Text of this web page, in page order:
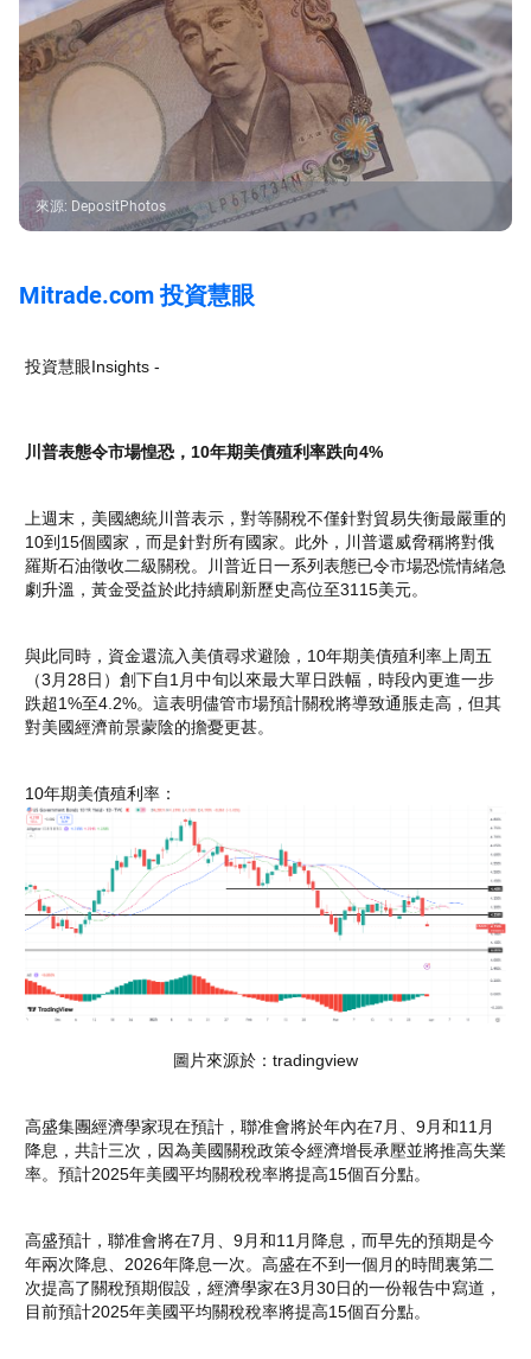
來源: DepositPhotos
Mitrade.com 投資慧眼
投資慧眼Insights -
川普表態令市場惶恐，10年期美債殖利率跌向4%
上週末，美國總統川普表示，對等關稅不僅針對貿易失衡最嚴重的
10到15個國家，而是針對所有國家。此外，川普還威脅稱將對俄
羅斯石油徵收二級關稅。川普近日一系列表態已令市場恐慌情緒急
劇升溫，黃金受益於此持續刷新歷史高位至3115美元。
與此同時，資金還流入美債尋求避險，10年期美債殖利率上周五
（3月28日）創下自1月中旬以來最大單日跌幅，時段內更進一步
跌超1%至4.2%。這表明儘管市場預計關稅將導致通脹走高，但其
對美國經濟前景蒙陰的擔憂更甚。
10年期美債殖利率：
圖片來源於：tradingview
高盛集團經濟學家現在預計，聯准會將於年內在7月、9月和11月
降息，共計三次，因為美國關稅政策令經濟增長承壓並將推高失業
率。預計2025年美國平均關稅稅率將提高15個百分點。
高盛預計，聯准會將在7月、9月和11月降息，而早先的預期是今
年兩次降息、2026年降息一次。高盛在不到一個月的時間裏第二
次提高了關稅預期假設，經濟學家在3月30日的一份報告中寫道，
目前預計2025年美國平均關稅稅率將提高15個百分點。